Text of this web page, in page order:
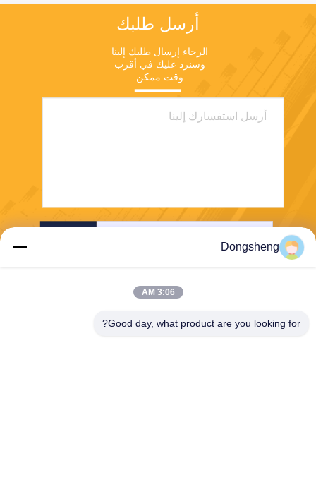
أرسل طلبك
وقت ممكن.
Dongsheng
3:06 AM
Good day, what product are you looking for?